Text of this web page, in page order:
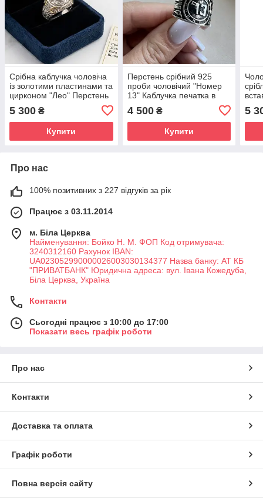
Срібна каблучка чоловіча
із золотими пластинами та
цирконом "Лео" Перстень
5 300 ₴
Купити
Перстень срібний 925
проби чоловічий "Номер
13" Каблучка печатка в
чоловіче
4 500₴
Купити
925
5
Про нас
100% позитивних з 227 відгуків за рік
Працює з 03.11.2014
м. Біла Церква
Найменування: Бойко Н. М. ФОП Код отримувача:
3240312160 Рахунок IBAN:
UA023052990000026003030134377 Назва банку: АТ КБ
"ПРИВАТБАНК" Юридична адреса: вул. Івана Кожедуба,
Біла Церква, Україна
Контакти
Сьогодні працює з 10:00 до 17:00
Показати весь графік роботи
Про нас
Контакти
Доставка та оплата
Графік роботи
Повна версія сайту